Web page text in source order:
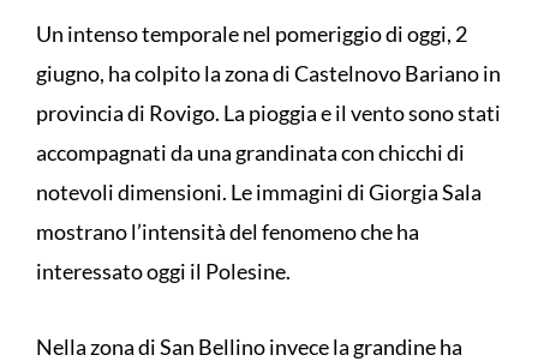
Un intenso temporale nel pomeriggio di oggi, 2
giugno, ha colpito la zona di Castelnovo Bariano in
provincia di Rovigo. La pioggia e il vento sono stati
accompagnati da una grandinata con chicchi di
notevoli dimensioni. Le immagini di Giorgia Sala
mostrano l’intensità del fenomeno che ha
interessato oggi il Polesine.
Nella zona di San Bellino invece la grandine ha